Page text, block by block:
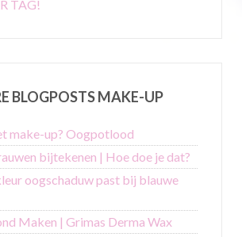
TAG!
BLOGPOSTS MAKE-UP
make-up? Oogpotlood
bijtekenen | Hoe doe je dat?
oogschaduw past bij blauwe
Maken | Grimas Derma Wax